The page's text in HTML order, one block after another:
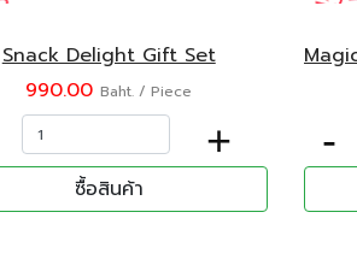
Snack Delight Gift Set
990.00 Baht. / Piece
+
ซื้อสินค้า
-